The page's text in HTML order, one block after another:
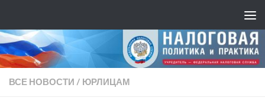
ВСЕ НОВОСТИ/ ЮРЛИЦАМ